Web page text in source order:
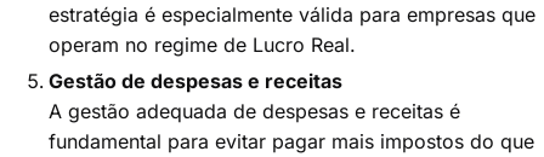
estratégia é especialmente válida para empresas que
operam no regime de Lucro Real.
Gestão de despesas e receitas
A gestão adequada de despesas e receitas é
fundamental para evitar pagar mais impostos do que